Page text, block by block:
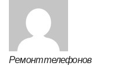
Ремонт телефонов